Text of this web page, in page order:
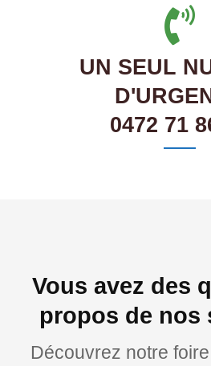
UN SEUL
0472 71
Vous avez des
propos de nos
Découvrez notre